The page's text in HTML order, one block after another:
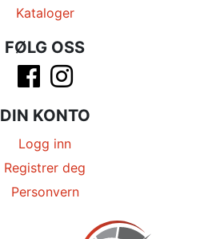
Kataloger
FØLG OSS
DIN KONTO
Logg inn
Registrer deg
Personvern